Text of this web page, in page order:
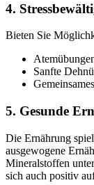
4.
Bieten Sie
Sanfte
5. Gesunde
Die Ernährung
ausgewogene
Mineralstoffen
sich auch positiv